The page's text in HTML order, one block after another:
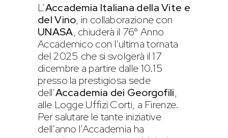
L’Accademia Italiana della Vite e
del Vino, in collaborazione con
UNASA, chiuderà il 76° Anno
Accademico con l’ultima tornata
del 2025 che si svolgerà il 17
dicembre a partire dalle 10.15
presso la prestigiosa sede
dell’Accademia dei Georgofili,
alle Logge Uffizi Corti, a Firenze.
Per salutare le tante iniziative
dell’anno l’Accademia ha